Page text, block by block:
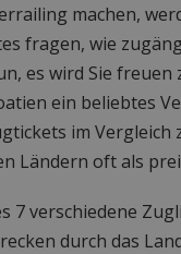
machen,
fragen, wie
es wird Sie freuen
ein beliebtes
im Vergleich
Ländern oft als
7 verschiedene
durch das